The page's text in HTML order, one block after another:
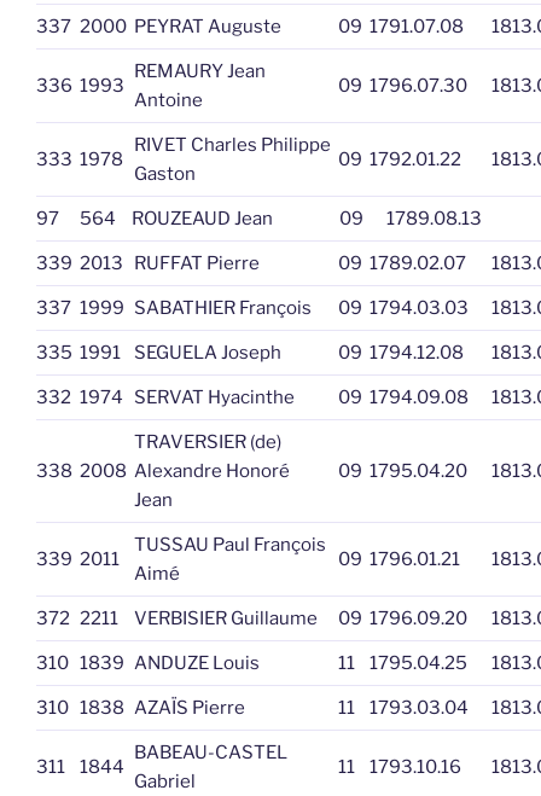
337 2000 PEYRAT Auguste 09 1791.07.08
336 1993
REMAURY Jean
Antoine
09 1796.07.30
333 1978
RIVET Charles Philippe
Gaston
09 1792.01.22
97 564 ROUZEAUD Jean 09 1789.08.13
339 2013 RUFFAT Pierre 09 1789.02.07
337 1999 SABATHIER François 09 1794.03.03
335 1991 SEGUELA Joseph 09 1794.12.08
332 1974 SERVAT Hyacinthe 09 1794.09.08
338 2008
TRAVERSIER (de)
Alexandre Honoré
Jean
09 1795.04.20
339 2011
TUSSAU Paul François
Aimé
09 1796.01.21
372 2211 VERBISIER Guillaume 09 1796.09.20
310 1839 ANDUZE Louis 11 1795.04.25
310 1838 AZAÏS Pierre 11 1793.03.04
311 1844
BABEAU-CASTEL
Gabriel
11 1793.10.16